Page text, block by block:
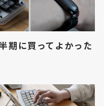
期に買ってよかった